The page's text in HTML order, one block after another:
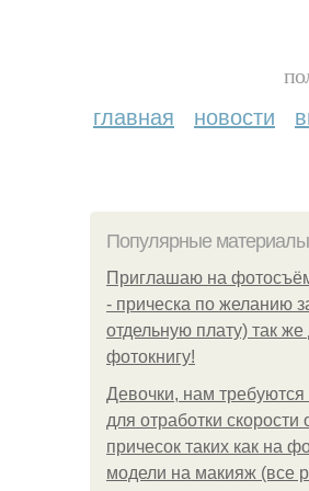
главная новости
Популярные материалы
Приглашаю на
- прическа по желанию
отдельную плату) так
фотокнигу!
Девочки, нам
для отработки
причесок таких как на
модели на макияж (все